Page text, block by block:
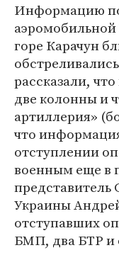
Информацию
горе Карачун
рассказали,
две колонны и
артиллерия»
что
отступлении
военным еще в
представитель
Украины
отступавших
БМП, два БТР и